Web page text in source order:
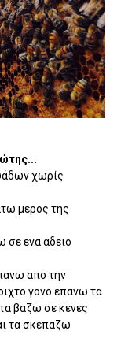
χωρίς
μερος της
σε ενα αδειο
απο την
γονο επανω τα
βαζω σε κενες
τα σκεπαζω